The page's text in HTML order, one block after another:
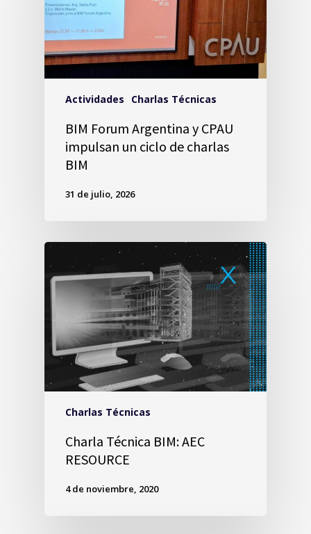
Actividades Charlas Técnicas
BIM Forum Argentina y CPAU
impulsan un ciclo de charlas
BIM
31 de julio, 2026
Charlas Técnicas
Charla Técnica BIM: AEC
RESOURCE
4 de noviembre, 2020